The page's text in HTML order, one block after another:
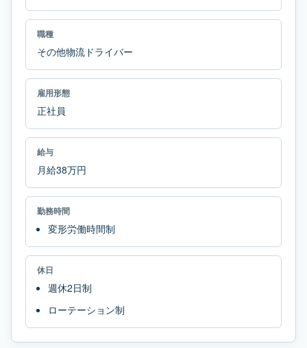
職種
その他物流ドライバー
雇用形態
正社員
給与
月給38万円
勤務時間
変形労働時間制
休日
週休2日制
ローテーション制